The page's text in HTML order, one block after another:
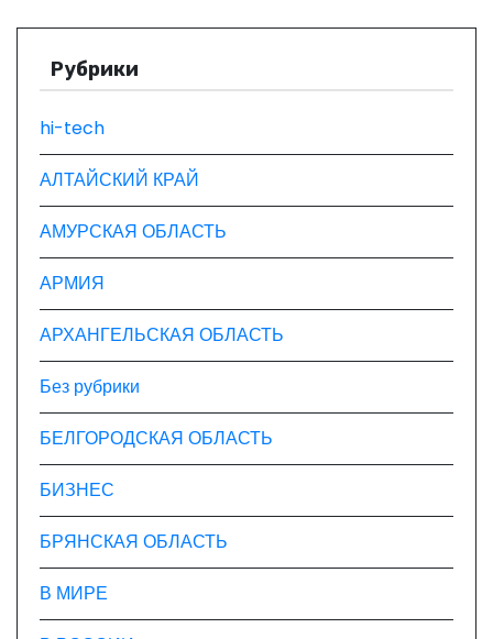
п
и
с
я
м
Рубрики
hi-tech
АЛТАЙСКИЙ КРАЙ
АМУРСКАЯ ОБЛАСТЬ
АРМИЯ
АРХАНГЕЛЬСКАЯ ОБЛАСТЬ
Без рубрики
БЕЛГОРОДСКАЯ ОБЛАСТЬ
БИЗНЕС
БРЯНСКАЯ ОБЛАСТЬ
В МИРЕ